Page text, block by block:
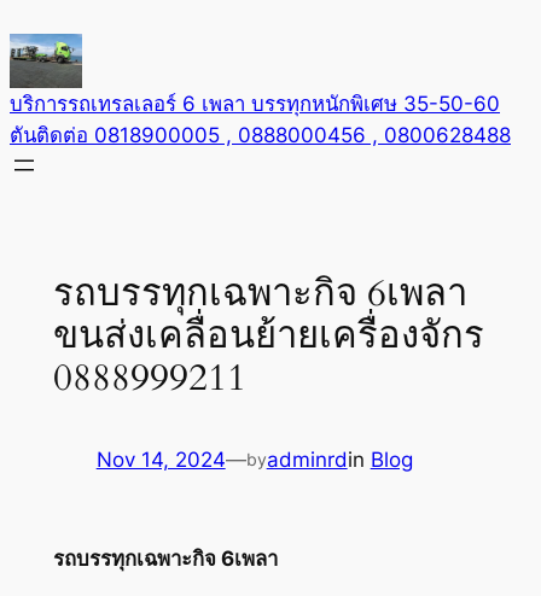
to
content
บริการรถเทรลเลอร์ 6 เพลา บรรทุกหนักพิเศษ 35-50-60
ตันติดต่อ 0818900005 , 0888000456 , 0800628488
รถบรรทุกเฉพาะกิจ 6เพลา
ขนส่งเคลื่อนย้ายเครื่องจักร
0888999211
Nov 14, 2024—byadminrdin Blog
รถบรรทุกเฉพาะกิจ 6เพลา